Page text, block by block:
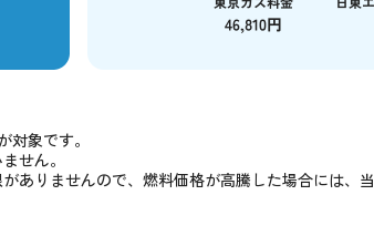
象です。
せん。
ありませんので、燃料価格が高騰した場合には、